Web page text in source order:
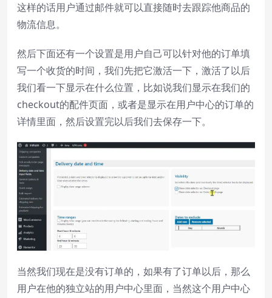
这样的话用户通过邮件就可以直接随时去跟踪他商品的
物流信息。
然后下面还有一个设置是用户自己可以针对他的订单填
写一个收货的时间，我们先把它激活一下，激活了以后
我们看一下显示在什么位置，比如说我们显示在我们的
checkout的配件页面，或者是显示在用户中心的订单的
详情里面，然后设置完以后我们去保存一下。
当然我们现在是没有订单的，如果有了订单以后，那么
用户在他的独立站的用户中心里面，当然这个用户中心